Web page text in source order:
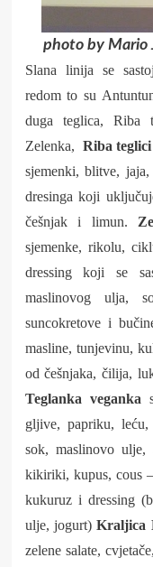
photo by Mario
Slana linija se
redom to su
duga teglica, Riba
Zelenka, Riba
sjemenki, blitve,
dresinga koji
češnjak i limun.
sjemenke, rikolu,
dressing koji se
maslinovog ulja,
suncokretove i
masline, tunjevinu,
od češnjaka, čilija,
Teglanka veganka
gljive, papriku,
sok, maslinovo
kikiriki, kupus, cous
kukuruz i dressing
ulje, jogurt)Kraljica
zelene salate,